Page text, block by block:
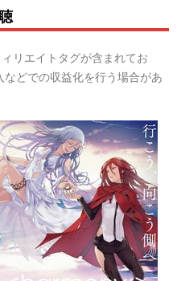
リエイトタグが含まれてお
どでの収益化を行う場合があ